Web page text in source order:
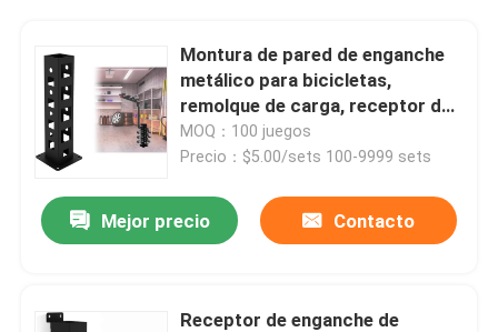
Montura de pared de enganche
metálico para bicicletas,
remolque de carga, receptor de
gancho base-9
MOQ：100 juegos
Precio：$5.00/sets 100-9999 sets
Mejor precio Contacto
Receptor de enganche de